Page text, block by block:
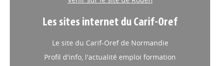
Venir sur le site de Rouen
Les sites internet du Carif-Oref
Le site du Carif-Oref de Normandie
Profil d'info, l'actualité emploi formation